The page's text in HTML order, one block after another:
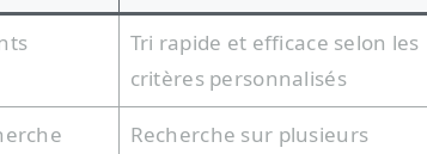
Tri rapide et efficace selon les
critères personnalisés
Recherche sur plusieurs